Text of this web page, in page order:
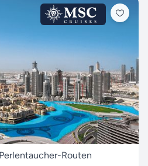
Routen